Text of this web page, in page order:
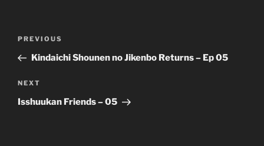
Previous
Post
PREVIOUS
Kindaichi Shounen no Jikenbo Returns – Ep 05
Next
Post
NEXT
Isshuukan Friends – 05